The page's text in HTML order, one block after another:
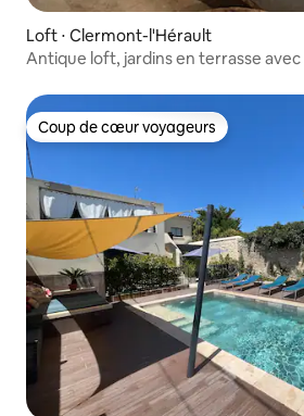
Loft ⋅ Clermont-l'Hérault
Antique loft, jardins en terrasse avec
Coup de cœur voyageurs
Coup de cœur voyageurs